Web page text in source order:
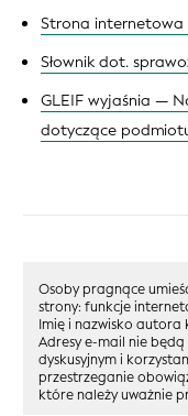
Strona internetowa
Słownik dot.
GLEIF wyjaśnia —
dotyczące
Osoby pragnące
strony: funkcje
Imię i nazwisko autora
Adresy e-mail nie
dyskusyjnym i
przestrzeganie
które należy uważnie